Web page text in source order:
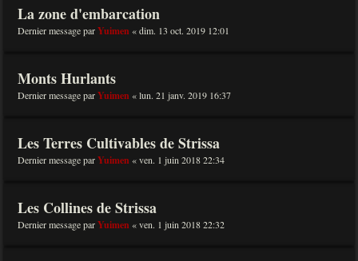
La zone d'embarcation
Dernier message parYuimen «dim. 13 oct. 2019 12:01
Monts Hurlants
Dernier message parYuimen «lun. 21 janv. 2019 16:37
Les Terres Cultivables de Strissa
Dernier message parYuimen «ven. 1 juin 2018 22:34
Les Collines de Strissa
Dernier message parYuimen «ven. 1 juin 2018 22:32